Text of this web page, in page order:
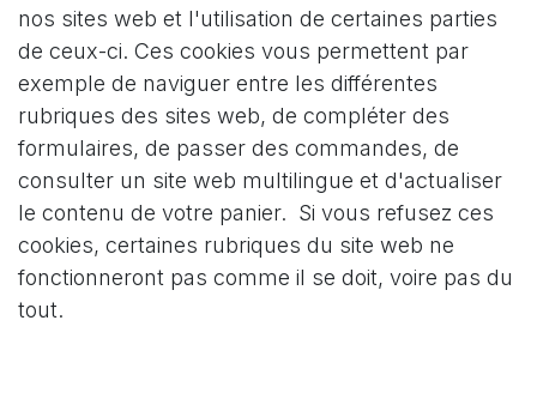
nos sites web et l'utilisation de certaines parties
de ceux-ci. Ces cookies vous permettent par
exemple de naviguer entre les différentes
rubriques des sites web, de compléter des
formulaires, de passer des commandes, de
consulter un site web multilingue et d'actualiser
le contenu de votre panier. Si vous refusez ces
cookies, certaines rubriques du site web ne
fonctionneront pas comme il se doit, voire pas du
tout.